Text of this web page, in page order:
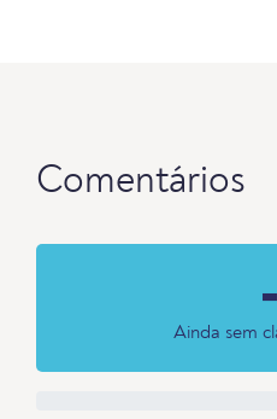
Comentários
-
Ainda sem